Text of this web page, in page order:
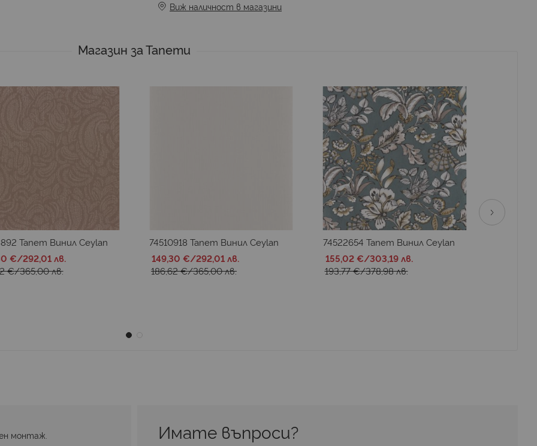
Виж наличност в магазини
Магазин за Тапети
Тапет Винил Ceylan
€/292,01 лв.
€/365,00 лв.
74510918 Тапет Винил Ceylan
149,30 €/292,01 лв.
186,62 €/365,00 лв.
74522654 Тапет Винил Ceylan
155,02 €/303,19 лв.
193,77 €/378,98 лв.
монтаж.
Имате въпроси?